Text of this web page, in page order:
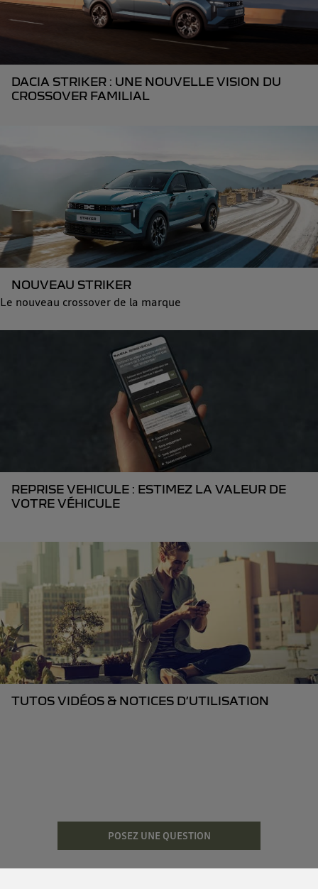
DACIA STRIKER : UNE NOUVELLE VISION DU
CROSSOVER FAMILIAL
NOUVEAU STRIKER
Le nouveau crossover de la marque
REPRISE VEHICULE : ESTIMEZ LA VALEUR DE
VOTRE VÉHICULE
TUTOS VIDÉOS & NOTICES D’UTILISATION
POSEZ UNE QUESTION